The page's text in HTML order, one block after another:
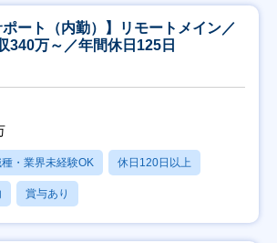
ポート（内勤）】リモートメイン／
340万～／年間休日125日
・業界未経験OK 休日120日以上
賞与あり